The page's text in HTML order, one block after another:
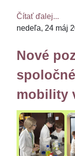
Čítať ďalej...
nedeľa, 24 máj
Nové
mobility